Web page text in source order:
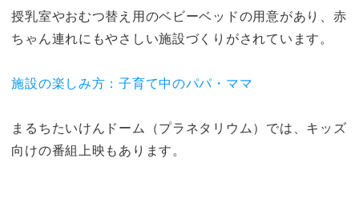
授乳室やおむつ替え用のベビーベッドの用意があり、赤
ちゃん連れにもやさしい施設づくりがされています。
施設の楽しみ方：子育て中のパパ・ママ
まるちたいけんドーム（プラネタリウム）では、キッズ
向けの番組上映もあります。